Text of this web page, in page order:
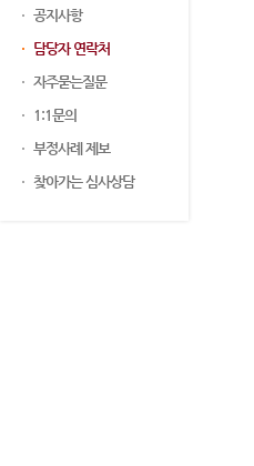
공지사항
담당자 연락처
자주묻는질문
1:1문의
부정사례 제보
찾아가는 심사상담